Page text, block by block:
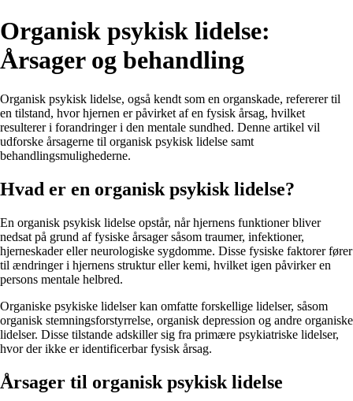
Organisk psykisk lidelse:
Årsager og behandling
Organisk psykisk lidelse, også kendt som en organskade, refererer til
en tilstand, hvor hjernen er påvirket af en fysisk årsag, hvilket
resulterer i forandringer i den mentale sundhed. Denne artikel vil
udforske årsagerne til organisk psykisk lidelse samt
behandlingsmulighederne.
Hvad er en organisk psykisk lidelse?
En organisk psykisk lidelse opstår, når hjernens funktioner bliver
nedsat på grund af fysiske årsager såsom traumer, infektioner,
hjerneskader eller neurologiske sygdomme. Disse fysiske faktorer fører
til ændringer i hjernens struktur eller kemi, hvilket igen påvirker en
persons mentale helbred.
Organiske psykiske lidelser kan omfatte forskellige lidelser, såsom
organisk stemningsforstyrrelse, organisk depression og andre organiske
lidelser. Disse tilstande adskiller sig fra primære psykiatriske lidelser,
hvor der ikke er identificerbar fysisk årsag.
Årsager til organisk psykisk lidelse